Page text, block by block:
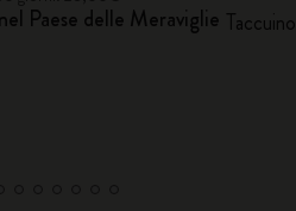
Paese delle Meraviglie